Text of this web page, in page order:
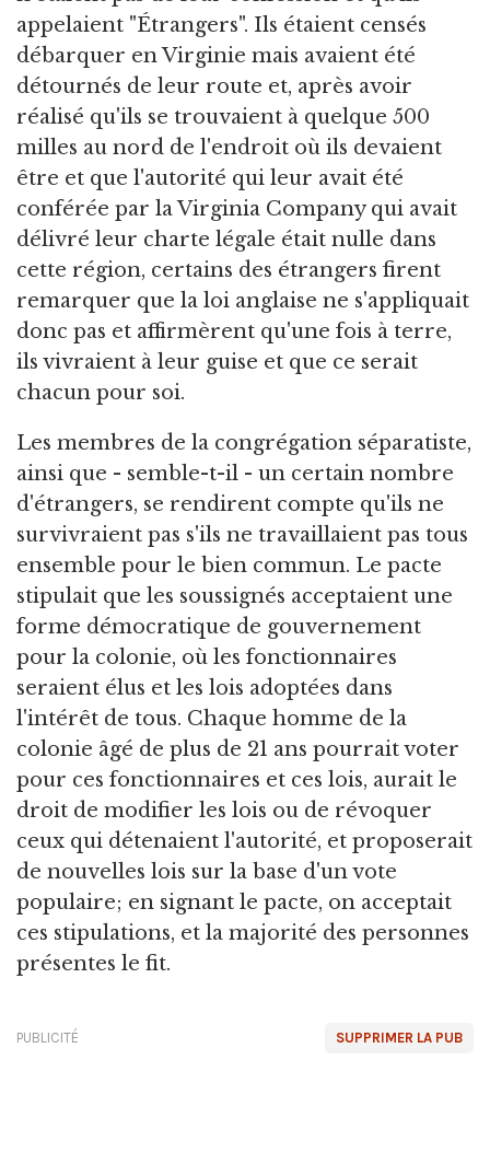
appelaient "Étrangers". Ils étaient censés
débarquer en Virginie mais avaient été
détournés de leur route et, après avoir
réalisé qu'ils se trouvaient à quelque 500
milles au nord de l'endroit où ils devaient
être et que l'autorité qui leur avait été
conférée par la Virginia Company qui avait
délivré leur charte légale était nulle dans
cette région, certains des étrangers firent
remarquer que la loi anglaise ne s'appliquait
donc pas et affirmèrent qu'une fois à terre,
ils vivraient à leur guise et que ce serait
chacun pour soi.
Les membres de la congrégation séparatiste,
ainsi que - semble-t-il - un certain nombre
d'étrangers, se rendirent compte qu'ils ne
survivraient pas s'ils ne travaillaient pas tous
ensemble pour le bien commun. Le pacte
stipulait que les soussignés acceptaient une
forme démocratique de gouvernement
pour la colonie, où les fonctionnaires
seraient élus et les lois adoptées dans
l'intérêt de tous. Chaque homme de la
colonie âgé de plus de 21 ans pourrait voter
pour ces fonctionnaires et ces lois, aurait le
droit de modifier les lois ou de révoquer
ceux qui détenaient l'autorité, et proposerait
de nouvelles lois sur la base d'un vote
populaire; en signant le pacte, on acceptait
ces stipulations, et la majorité des personnes
présentes le fit.
SUPPRIMER LA PUB
PUBLICITÉ